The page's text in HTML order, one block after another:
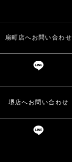
扇町店へお問い合わせ
堺店へお問い合わせ